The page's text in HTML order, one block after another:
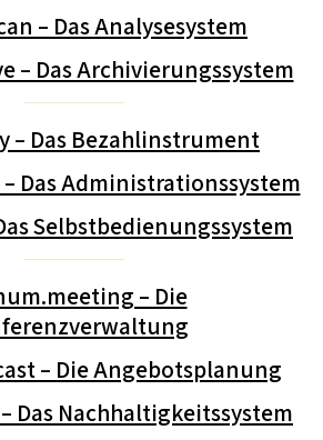
– Das Analysesystem
– Das Archivierungssystem
– Das Bezahlinstrument
Das Administrationssystem
Selbstbedienungssystem
– Die
– Die Angebotsplanung
Das Nachhaltigkeitssystem